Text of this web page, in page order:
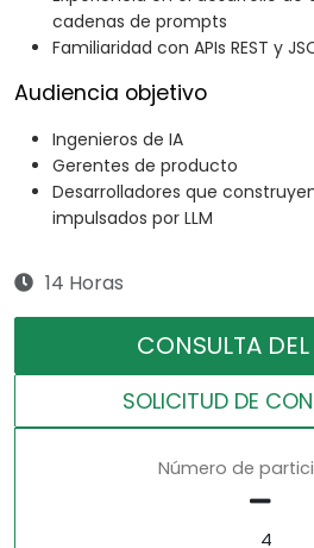
cadenas de prompts
Familiaridad con APIs REST y
Audiencia objetivo
Ingenieros de IA
Gerentes de producto
Desarrolladores que
impulsados por LLM
14 Horas
CONSULTA
SOLICITUD DE
Número de